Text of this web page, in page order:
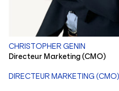
CHRISTOPHER GENIN
Directeur Marketing (CMO)
DIRECTEUR MARKETING